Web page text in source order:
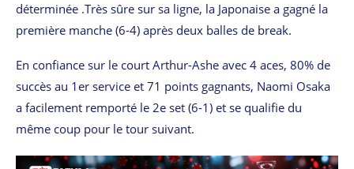
déterminée .Très sûre sur sa ligne, la Japonaise a gagné la
première manche (6-4) après deux balles de break.
En confiance sur le court Arthur-Ashe avec 4 aces, 80% de
succès au 1er service et 71 points gagnants, Naomi Osaka
a facilement remporté le 2e set (6-1) et se qualifie du
même coup pour le tour suivant.